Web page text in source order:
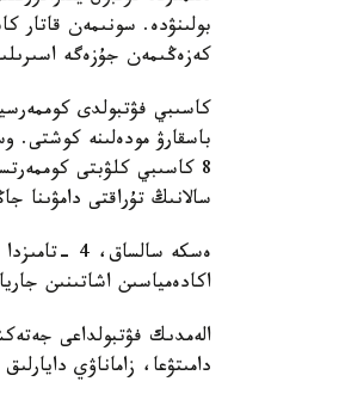
بولىنۋدە. سونىمەن قاتار
كەزەڭىمەن جۇزەگە
8 كاسىبي كلۋبتى
سالانىڭ تۇراقتى دامۋىنا
ەسكە
اكادەمياسىن اشاتىنىن
الەمدىك فۋتبولداعى
دامىتۋعا، زاماناۋي